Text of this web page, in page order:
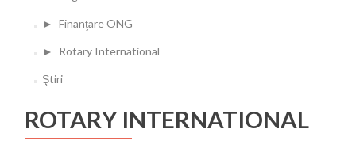
► Finanţare ONG
► Rotary International
Ştiri
ROTARY INTERNATIONAL